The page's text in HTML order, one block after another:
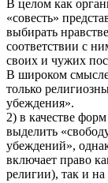
В целом как
«совесть»
выбирать
соответствии с
своих и чужих
В широком смысле
только
убеждения».
2) в качестве
выделить
убеждений»,
включает право
религии), так и